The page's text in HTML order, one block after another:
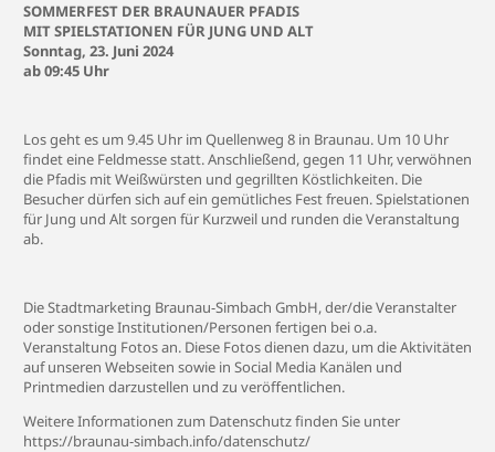
SOMMERFEST DER BRAUNAUER PFADIS
MIT SPIELSTATIONEN FÜR JUNG UND ALT
Sonntag, 23. Juni 2024
ab 09:45 Uhr
Los geht es um 9.45 Uhr im Quellenweg 8 in Braunau. Um 10 Uhr
findet eine Feldmesse statt. Anschließend, gegen 11 Uhr, verwöhnen
die Pfadis mit Weißwürsten und gegrillten Köstlichkeiten. Die
Besucher dürfen sich auf ein gemütliches Fest freuen. Spielstationen
für Jung und Alt sorgen für Kurzweil und runden die Veranstaltung
ab.
Die Stadtmarketing Braunau-Simbach GmbH, der/die Veranstalter
oder sonstige Institutionen/Personen fertigen bei o.a.
Veranstaltung Fotos an. Diese Fotos dienen dazu, um die Aktivitäten
auf unseren Webseiten sowie in Social Media Kanälen und
Printmedien darzustellen und zu veröffentlichen.
Weitere Informationen zum Datenschutz finden Sie unter
https://braunau-simbach.info/datenschutz/